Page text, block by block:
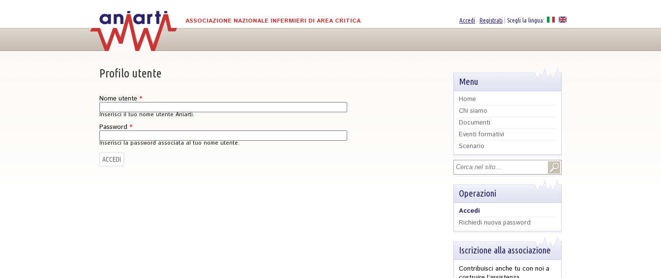
ASSOCIAZIONE NAZIONALE INFERMIERI DI AREA CRITICA Accedi · Registrati Scegli la lingua:
Profilo utente
Nome utente *
Inserisci il tuo nome utente Aniarti.
Password *
Inserisci la password associata al tuo nome utente.
Menu
Home
Chi siamo
Documenti
Eventi formativi
Scenario
Form di ricerca
Cerca
Operazioni
Accedi
Richiedi nuova password
Iscrizione alla associazione
Contribuisci anche tu con noi a